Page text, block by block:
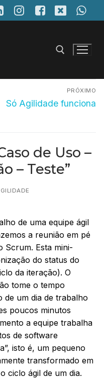
Pesquisar por:
PRÓXIMO
Próximo
Só Agilidade funciona
de Uso –
– Teste”
de uma equipe ágil
a reunião em pé
Scrum. Esta mini-
do status do
da iteração). O
tome o tempo
de um dia de trabalho
poucos minutos
a equipe trabalha
de software
isto é, um pequeno
transformado em
ciclo ágil de um dia.